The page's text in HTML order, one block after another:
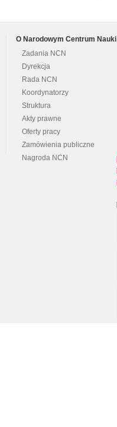
O Narodowym Centrum Nauki
Zadania NCN
Dyrekcja
Rada NCN
Koordynatorzy
Struktura
Akty prawne
Oferty pracy
Zamówienia publiczne
Nagroda NCN